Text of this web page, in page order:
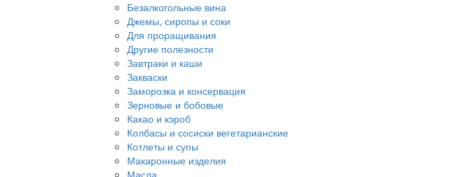
Безалкогольные вина
Джемы, сиропы и соки
Для проращивания
Другие полезности
Завтраки и каши
Закваски
Заморозка и консервация
Зерновые и бобовые
Какао и кэроб
Колбасы и сосиски вегетарианские
Котлеты и супы
Макаронные изделия
Масла